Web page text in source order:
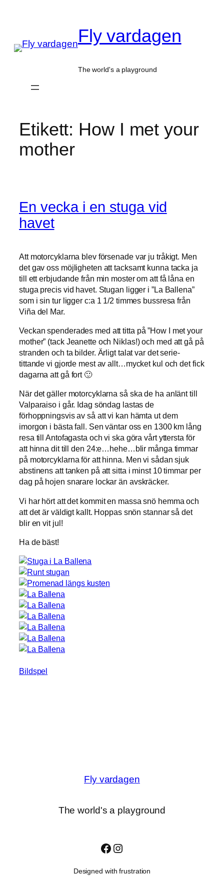
Fly vardagen
The world's a playground
Etikett: How I met your
mother
En vecka i en stuga vid
havet
Att motorcyklarna blev försenade var ju tråkigt. Men
det gav oss möjligheten att tacksamt kunna tacka ja
till ett erbjudande från min moster om att få låna en
stuga precis vid havet. Stugan ligger i ”La Ballena”
som i sin tur ligger c:a 1 1/2 timmes bussresa från
Viña del Mar.
Veckan spenderades med att titta på ”How I met your
mother” (tack Jeanette och Niklas!) och med att gå på
stranden och ta bilder. Ärligt talat var det serie-
tittande vi gjorde mest av allt…mycket kul och det fick
dagarna att gå fort 🙂
När det gäller motorcyklarna så ska de ha anlänt till
Valparaiso i går. Idag söndag lastas de
förhoppningsvis av så att vi kan hämta ut dem
imorgon i bästa fall. Sen väntar oss en 1300 km lång
resa till Antofagasta och vi ska göra vårt yttersta för
att hinna dit till den 24:e…hehe…blir många timmar
på motorcyklarna för att hinna. Men vi sådan sjuk
abstinens att tanken på att sitta i minst 10 timmar per
dag på hojen snarare lockar än avskräcker.
Vi har hört att det kommit en massa snö hemma och
att det är väldigt kallt. Hoppas snön stannar så det
blir en vit jul!
Ha de bäst!
Bildspel
Fly vardagen
The world's a playground
Facebook
Instagram
Designed with frustration